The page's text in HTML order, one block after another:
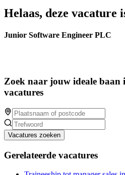
Helaas, deze vacature
Junior Software Engineer PLC
Zoek naar jouw ideale baan
vacatures
Vacatures zoeken
Gerelateerde vacatures